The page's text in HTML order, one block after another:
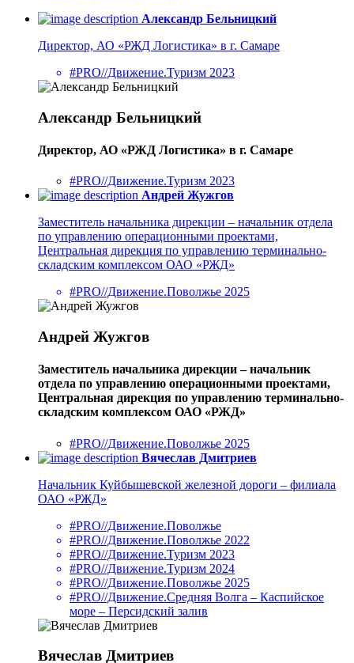
Александр Бельницкий
Директор, АО «РЖД Логистика» в г. Самаре
#PRO//Движение.Туризм 2023
Александр Бельницкий
Директор, АО «РЖД Логистика» в г. Самаре
#PRO//Движение.Туризм 2023
Андрей Жужгов
Заместитель начальника дирекции – начальник отдела
по управлению операционными проектами,
Центральная дирекция по управлению терминально-
складским комплексом ОАО «РЖД»
#PRO//Движение.Поволжье 2025
Андрей Жужгов
Заместитель начальника дирекции – начальник
отдела по управлению операционными проектами,
Центральная дирекция по управлению терминально-
складским комплексом ОАО «РЖД»
#PRO//Движение.Поволжье 2025
Вячеслав Дмитриев
Начальник Куйбышевской железной дороги – филиала
ОАО «РЖД»
#PRO//Движение.Поволжье
#PRO//Движение.Поволжье 2022
#PRO//Движение.Туризм 2023
#PRO//Движение.Туризм 2024
#PRO//Движение.Поволжье 2025
#PRO//Движение.Средняя Волга – Каспийское
море – Персидский залив
Вячеслав Дмитриев